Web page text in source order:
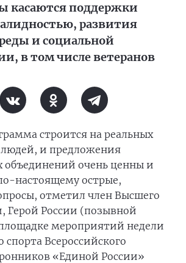
касаются поддержки
развития
и социальной
в том числе ветеранов
строится на реальных
людей, и предложения
объединений очень ценны и
настоящему острые,
отметил член Высшего
Герой России (позывной
мероприятий недели
Всероссийского
«Единой России»